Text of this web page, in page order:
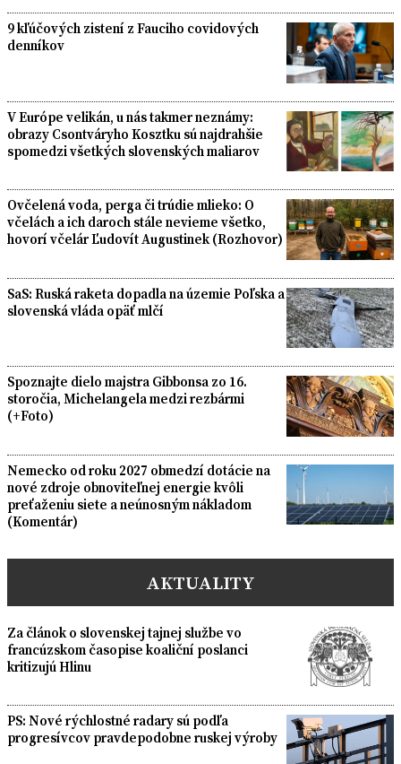
9 kľúčových zistení z Fauciho covidových
denníkov
V Európe velikán, u nás takmer neznámy:
obrazy Csontváryho Kosztku sú najdrahšie
spomedzi všetkých slovenských maliarov
Ovčelená voda, perga či trúdie mlieko: O
včelách a ich daroch stále nevieme všetko,
hovorí včelár Ľudovít Augustinek (Rozhovor)
SaS: Ruská raketa dopadla na územie Poľska a
slovenská vláda opäť mlčí
Spoznajte dielo majstra Gibbonsa zo 16.
storočia, Michelangela medzi rezbármi
(+Foto)
Nemecko od roku 2027 obmedzí dotácie na
nové zdroje obnoviteľnej energie kvôli
preťaženiu siete a neúnosným nákladom
(Komentár)
AKTUALITY
Za článok o slovenskej tajnej službe vo
francúzskom časopise koaliční poslanci
kritizujú Hlinu
PS: Nové rýchlostné radary sú podľa
progresívcov pravdepodobne ruskej výroby